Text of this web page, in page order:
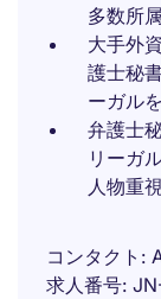
多数所属
大手外
護士秘
ーガル
弁護士
リーガ
人物重
コンタクト
求人番号